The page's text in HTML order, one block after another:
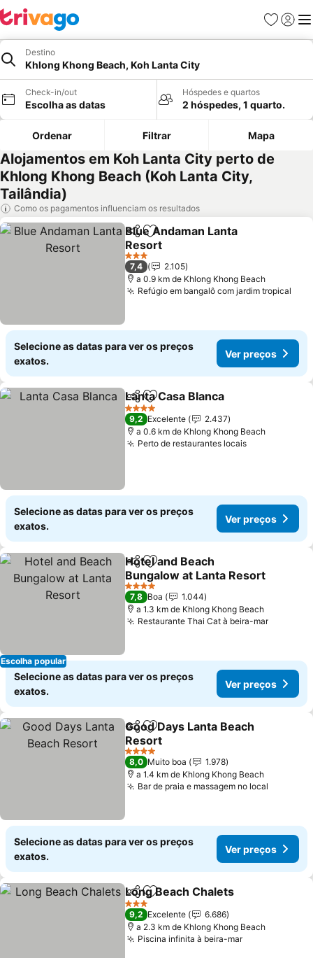
Favoritos
Iniciar
Destino
Khlong Khong Beach, Koh Lanta City
Check-in/out
Escolha as datas
Hóspedes e quartos
2 hóspedes, 1 quarto.
Ordenar Filtrar Mapa
Alojamentos em Koh Lanta City perto de
Khlong Khong Beach (Koh Lanta City,
Tailândia)
Como os pagamentos influenciam os resultados
PartilharAdicionar aos favoritos
Blue Andaman Lanta
Resort
Ver preços
3 Estrelas
7,4
2.105
a 0.9 km de Khlong Khong Beach
Refúgio em bangalô com jardim tropical
Selecione as datas para ver os preços
exatos.
Ver preços
PartilharAdicionar aos favoritos
Lanta Casa Blanca
4 Estrelas
9,2 Excelente
2.437
a 0.6 km de Khlong Khong Beach
Perto de restaurantes locaisVer preços
Selecione as datas para ver os preços
exatos.
Ver preços
Escolha popular
PartilharAdicionar aos favoritos
Hotel and Beach
Bungalow at Lanta Resort
Ver preços
4 Estrelas
7,8 Boa
1.044
a 1.3 km de Khlong Khong Beach
Restaurante Thai Cat à beira-marVer
Selecione as datas para ver os preços
exatos.
Ver preços
PartilharAdicionar aos favoritos
Good Days Lanta Beach
Resort
Ver preços
4 Estrelas
8,0 Muito boa
1.978
a 1.4 km de Khlong Khong Beach
Bar de praia e massagem no local
Selecione as datas para ver os preços
exatos.
Ver preços
PartilharAdicionar aos favoritos
Long Beach Chalets
3 Estrelas
9,2 Excelente
6.686
a 2.3 km de Khlong Khong Beach
Piscina infinita à beira-marVer preços